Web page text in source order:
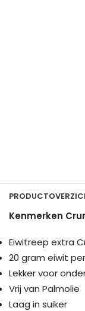
Kenmerken
Eiwitreep extra
20 gram eiwit
Lekker voor
Vrij van Palmolie
Laag in suiker